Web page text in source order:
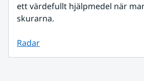
ett värdefullt hjälpmedel när
skurarna.
Radar